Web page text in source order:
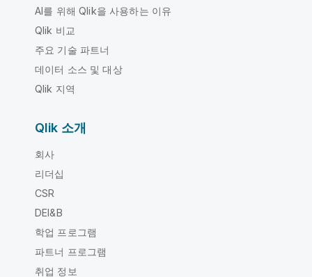
AI를 위해 Qlik을 사용하는 이유
Qlik 비교
주요 기술 파트너
데이터 소스 및 대상
Qlik 지역
Qlik 소개
회사
리더십
CSR
DEI&B
학업 프로그램
파트너 프로그램
취업 정보